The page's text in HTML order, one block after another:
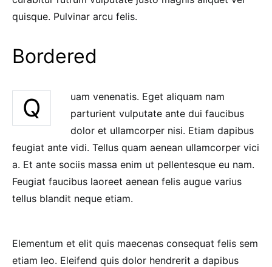
quisque. Pulvinar arcu felis.
Bordered
Q
uam venenatis. Eget aliquam nam
parturient vulputate ante dui faucibus
dolor et ullamcorper nisi. Etiam dapibus
feugiat ante vidi. Tellus quam aenean ullamcorper vici
a. Et ante sociis massa enim ut pellentesque eu nam.
Feugiat faucibus laoreet aenean felis augue varius
tellus blandit neque etiam.
Elementum et elit quis maecenas consequat felis sem
etiam leo. Eleifend quis dolor hendrerit a dapibus